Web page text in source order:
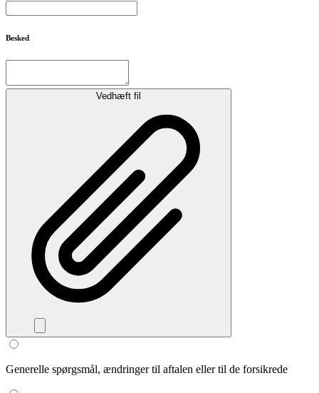
Besked
Vedhæft fil
Generelle spørgsmål, ændringer til aftalen eller til de forsikrede